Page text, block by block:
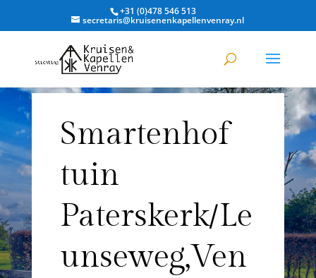
+31 (0)478 546 513
secretaris@kruisenenkapellenvenray.nl
Smartenhof
tuin
Paterskerk/Le
unseweg,Ven